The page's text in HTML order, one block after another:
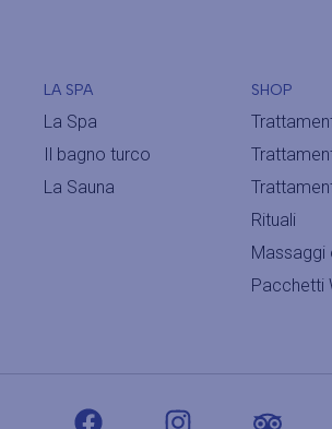
LA SPA
La Spa
Il bagno turco
La Sauna
SHOP
Rituali
Massaggi
Pacchetti